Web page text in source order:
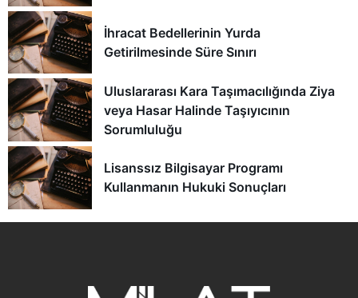
İhracat Bedellerinin Yurda
Getirilmesinde Süre Sınırı
Uluslararası Kara Taşımacılığında Ziya
veya Hasar Halinde Taşıyıcının
Sorumluluğu
Lisanssız Bilgisayar Programı
Kullanmanın Hukuki Sonuçları